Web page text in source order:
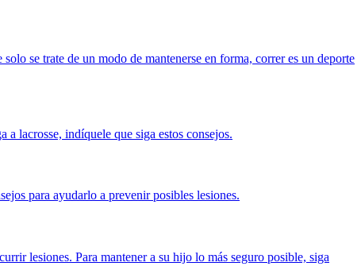
se trate de un modo de mantenerse en forma, correr es un deporte
lacrosse, indíquele que siga estos consejos.
para ayudarlo a prevenir posibles lesiones.
lesiones. Para mantener a su hijo lo más seguro posible, siga